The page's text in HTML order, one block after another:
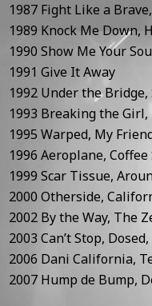
1987 Fight Like a
1989 Knock Me Down,
1990 Show Me Your
1991 Give It Away
1992 Under the Bridge,
1993 Breaking the Girl,
1995 Warped, My
1996 Aeroplane,
1999 Scar Tissue,
2000 Otherside,
2002 By the Way, The
2003 Can’t Stop,
2006 Dani California,
2007 Hump de Bump,